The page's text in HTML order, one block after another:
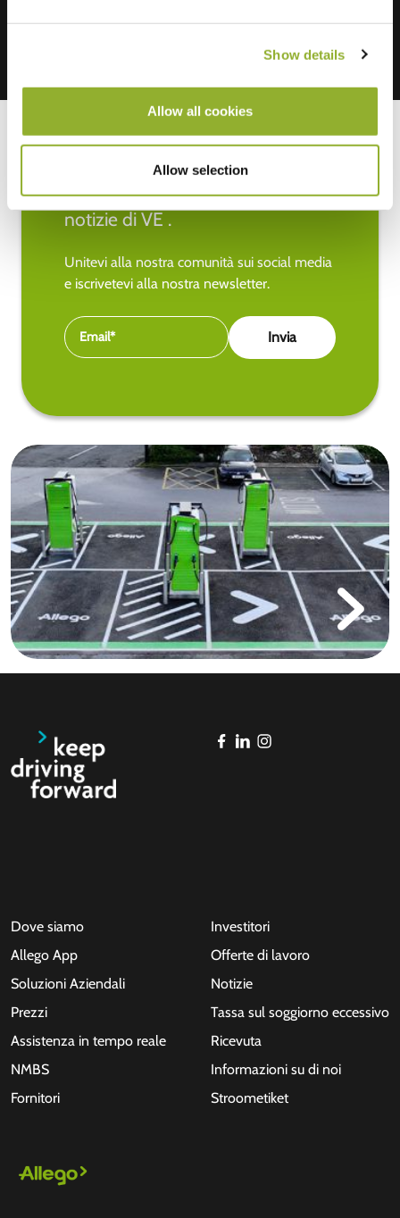
Show details
Allow all cookies
Allow selection
Rimanete aggiornati sulle ultime
notizie di VE .
Unitevi alla nostra comunità sui social media
e iscrivetevi alla nostra newsletter.
Dove siamo
Allego App
Soluzioni Aziendali
Prezzi
Assistenza in tempo reale
NMBS
Fornitori
Investitori
Offerte di lavoro
Notizie
Tassa sul soggiorno eccessivo
Ricevuta
Informazioni su di noi
Stroometiket